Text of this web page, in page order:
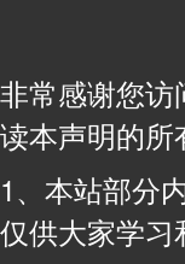
非常感谢您
读本声明的所
1、本站部分
仅供大家学